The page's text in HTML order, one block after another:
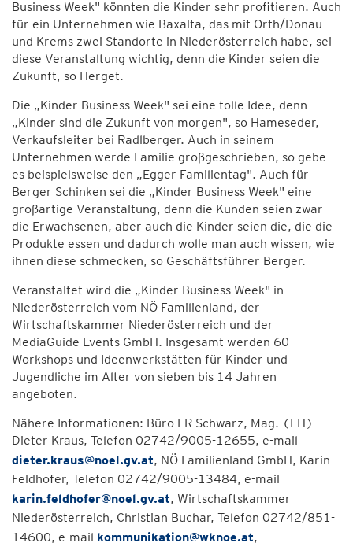
Business Week" könnten die Kinder sehr profitieren. Auch
für ein Unternehmen wie Baxalta, das mit Orth/Donau
und Krems zwei Standorte in Niederösterreich habe, sei
diese Veranstaltung wichtig, denn die Kinder seien die
Zukunft, so Herget.
Die „Kinder Business Week" sei eine tolle Idee, denn
„Kinder sind die Zukunft von morgen", so Hameseder,
Verkaufsleiter bei Radlberger. Auch in seinem
Unternehmen werde Familie großgeschrieben, so gebe
es beispielsweise den „Egger Familientag". Auch für
Berger Schinken sei die „Kinder Business Week" eine
großartige Veranstaltung, denn die Kunden seien zwar
die Erwachsenen, aber auch die Kinder seien die, die die
Produkte essen und dadurch wolle man auch wissen, wie
ihnen diese schmecken, so Geschäftsführer Berger.
Veranstaltet wird die „Kinder Business Week" in
Niederösterreich vom NÖ Familienland, der
Wirtschaftskammer Niederösterreich und der
MediaGuide Events GmbH. Insgesamt werden 60
Workshops und Ideenwerkstätten für Kinder und
Jugendliche im Alter von sieben bis 14 Jahren
angeboten.
Nähere Informationen: Büro LR Schwarz, Mag. (FH)
Dieter Kraus, Telefon 02742/9005-12655, e-mail
dieter.kraus@noel.gv.at, NÖ Familienland GmbH, Karin
Feldhofer, Telefon 02742/9005-13484, e-mail
karin.feldhofer@noel.gv.at, Wirtschaftskammer
Niederösterreich, Christian Buchar, Telefon 02742/851-
14600, e-mail kommunikation@wknoe.at,